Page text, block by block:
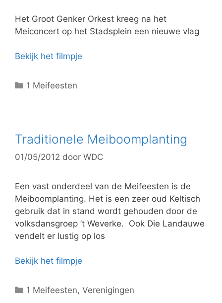
e
ë
Het Groot Genker Orkest kreeg na het
Meiconcert op het Stadsplein een nieuwe vlag
Bekijk het filmpje
C
g
r
e
ë
n
1 Meifeesten
Traditionele Meiboomplanting
01/05/2012 door WDC
Een vast onderdeel van de Meifeesten is de
Meiboomplanting. Het is een zeer oud Keltisch
gebruik dat in stand wordt gehouden door de
volksdansgroep ’t Weverke. Ook Die Landauwe
vendelt er lustig op los
Bekijk het filmpje
C
1 Meifeesten,Verenigingen